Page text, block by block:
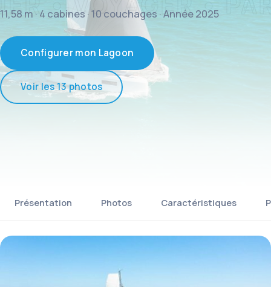
11,58 m · 4 cabines · 10 couchages · Année 2025
Configurer mon Lagoon
Voir les 13 photos
Présentation Photos Caractéristiques